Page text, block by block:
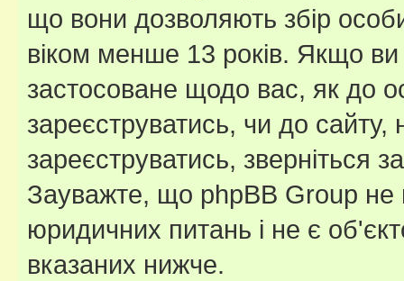
що вони дозволяють збір
віком менше 13 років. Якщо
застосоване щодо вас, як до
зареєструватись, чи до
зареєструватись, зверніться
Зауважте, що phpBB Group не
юридичних питань і не є
вказаних нижче.